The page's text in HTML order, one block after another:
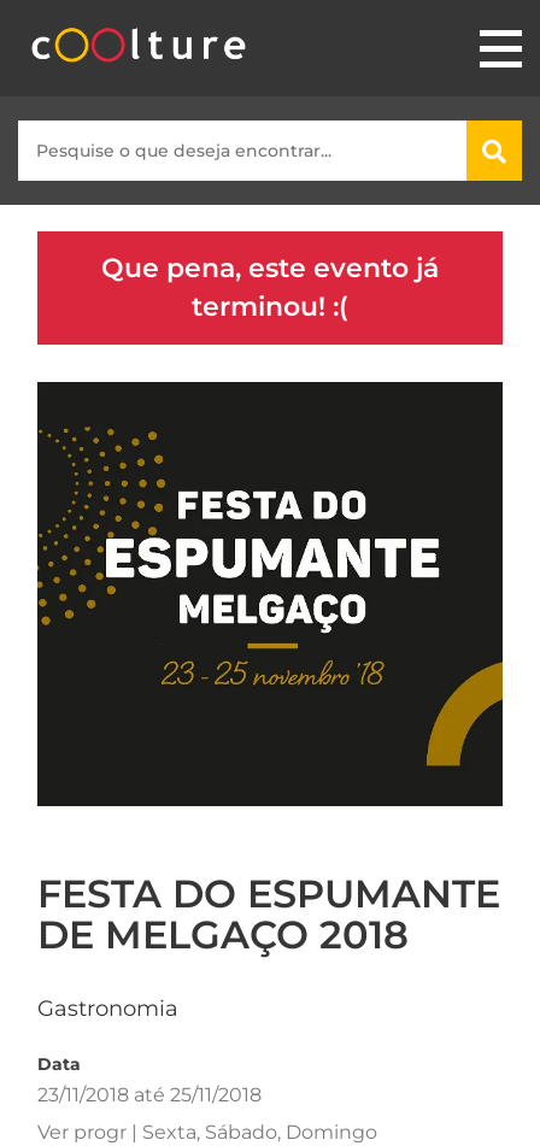
Que pena, este evento já
terminou! :(
FESTA DO ESPUMANTE
DE MELGAÇO 2018
Gastronomia
Data
23/11/2018 até 25/11/2018
Ver progr | Sexta, Sábado, Domingo